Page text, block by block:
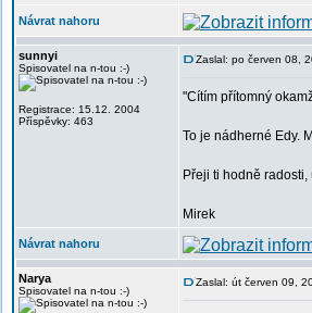
Návrat nahoru
sunnyi
Spisovatel na n-tou :-)
Registrace: 15.12. 2004
Příspěvky: 463
Zaslal: po červen 08,
"Cítím přítomný
To je nádherné Edy.
Přeji ti hodně
Mirek
Návrat nahoru
Narya
Spisovatel na n-tou :-)
Zaslal: út červen 09,